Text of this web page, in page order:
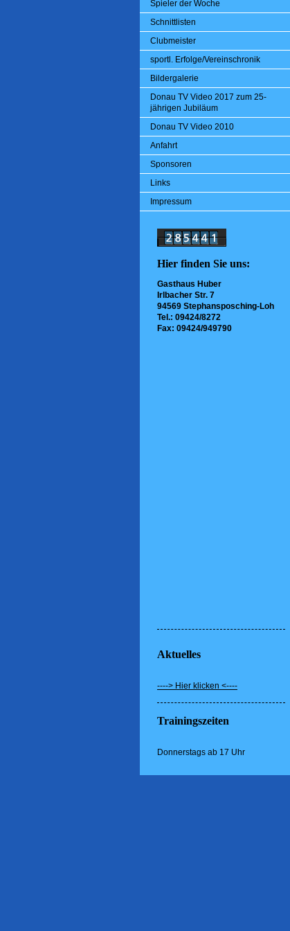
Spieler der Woche
Schnittlisten
Clubmeister
sportl. Erfolge/Vereinschronik
Bildergalerie
Donau TV Video 2017 zum 25-
jährigen Jubiläum
Donau TV Video 2010
Anfahrt
Sponsoren
Links
Impressum
Hier finden Sie uns:
Gasthaus Huber
Irlbacher Str. 7
94569 Stephansposching-Loh
Tel.: 09424/8272
Fax: 09424/949790
Aktuelles
----> Hier klicken <----
Trainingszeiten
Donnerstags ab 17 Uhr